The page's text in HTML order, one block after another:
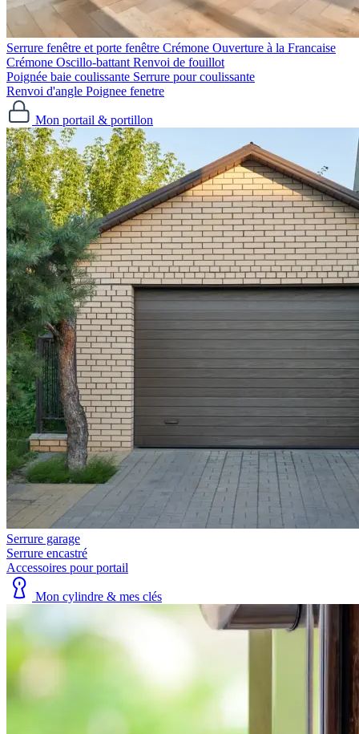
Serrure fenêtre et porte fenêtre Crémone Ouverture à la Francaise
Crémone Oscillo-battant Renvoi de fouillot
Poignée baie coulissante Serrure pour coulissante
Renvoi d'angle Poignee fenetre
Mon portail & portillon
Serrure garage
Serrure encastré
Accessoires pour portail
Mon cylindre & mes clés